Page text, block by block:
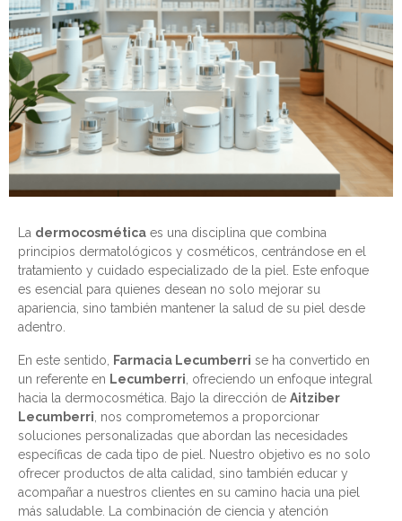
La dermocosmética es una disciplina que combina
principios dermatológicos y cosméticos, centrándose en el
tratamiento y cuidado especializado de la piel. Este enfoque
es esencial para quienes desean no solo mejorar su
apariencia, sino también mantener la salud de su piel desde
adentro.
En este sentido, Farmacia Lecumberri se ha convertido en
un referente en Lecumberri , ofreciendo un enfoque integral
hacia la dermocosmética. Bajo la dirección de Aitziber
Lecumberri , nos comprometemos a proporcionar
soluciones personalizadas que abordan las necesidades
específicas de cada tipo de piel. Nuestro objetivo es no solo
ofrecer productos de alta calidad, sino también educar y
acompañar a nuestros clientes en su camino hacia una piel
más saludable. La combinación de ciencia y atención